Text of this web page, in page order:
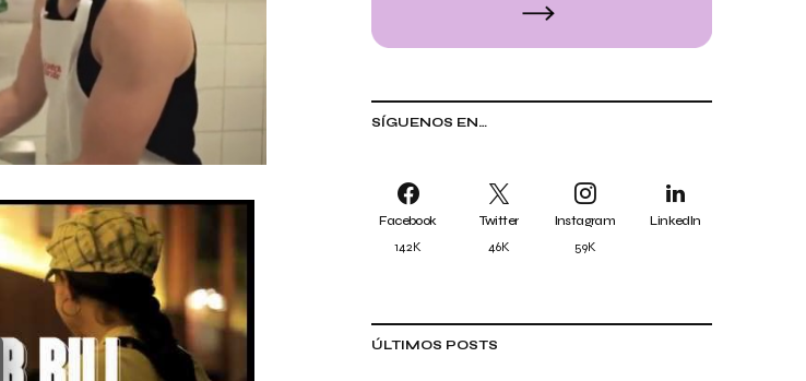
SÍGUENOS EN…
Facebook
142K
Twitter
46K
Instagram
59K
LinkedIn
ÚLTIMOS POSTS